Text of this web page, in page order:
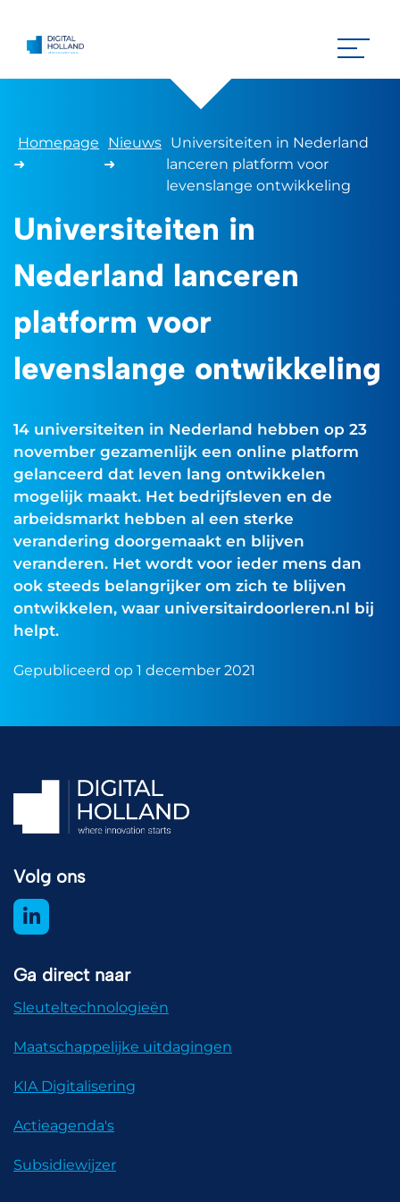
Homepage
➜
Nieuws
➜
Universiteiten in Nederland
lanceren platform voor
levenslange ontwikkeling
Universiteiten in
Nederland lanceren
platform voor
levenslange ontwikkeling
14 universiteiten in Nederland hebben op 23
november gezamenlijk een online platform
gelanceerd dat leven lang ontwikkelen
mogelijk maakt. Het bedrijfsleven en de
arbeidsmarkt hebben al een sterke
verandering doorgemaakt en blijven
veranderen. Het wordt voor ieder mens dan
ook steeds belangrijker om zich te blijven
ontwikkelen, waar universitairdoorleren.nl bij
helpt.
Gepubliceerd op 1 december 2021
Volg ons
Ga direct naar
Sleuteltechnologieën
Maatschappelijke uitdagingen
KIA Digitalisering
Actieagenda's
Subsidiewijzer